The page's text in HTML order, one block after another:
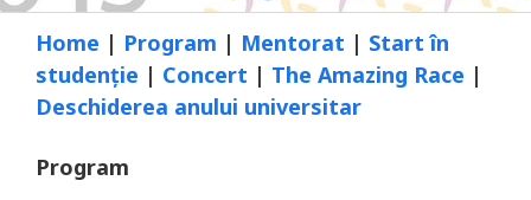
Home | Program | Mentorat | Start în
studenție | Concert | The Amazing Race |
Deschiderea anului universitar
Program